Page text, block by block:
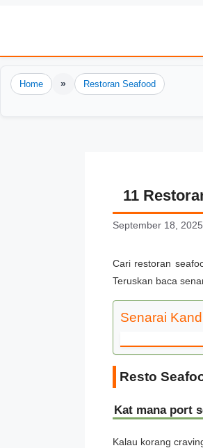
Home » Restoran Seafood
11
September 18, 2025
Cari restoran
Teruskan baca
Senarai
Resto
Kat mana port
Kalau korang